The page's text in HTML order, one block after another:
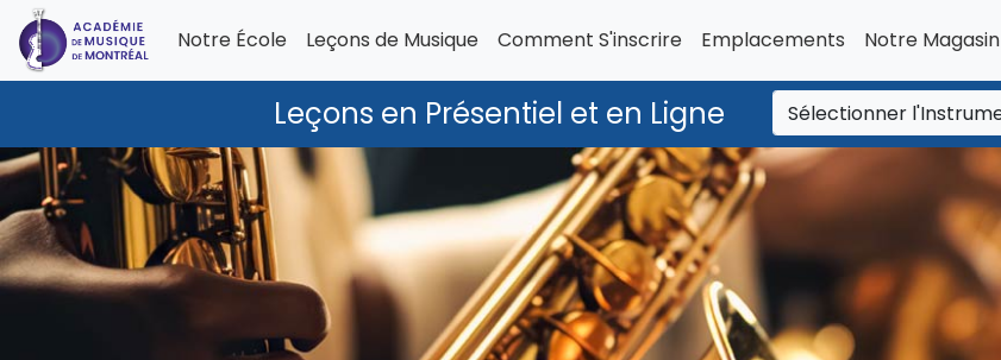
Notre École Leçons de Musique Comment S'inscrire Emplacements Notre Magasin
Leçons en Présentiel et en Ligne